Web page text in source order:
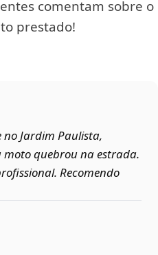
comentam sobre o
prestado!
Jardim Paulista,
moto quebrou na estrada.
Recomendo